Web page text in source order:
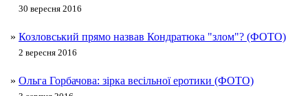
30 вересня 2016
» Козловський прямо назвав Кондратюка "злом"? (ФОТО)
2 вересня 2016
» Ольга Горбачова: зірка весільної еротики (ФОТО)